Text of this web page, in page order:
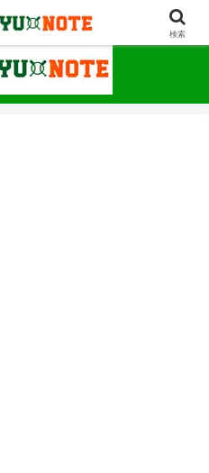
ための情報サイト
検索